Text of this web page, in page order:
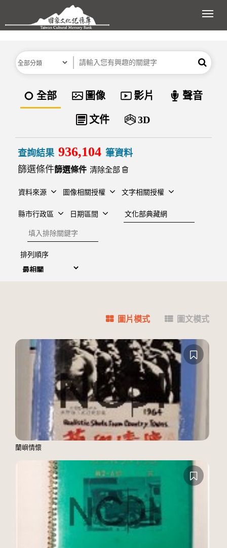
跳到主要內容區塊
展
分類 關鍵字 搜尋
資料類型
全部 圖像 影片 聲音
文件 3D
查詢結果 936,104 筆資料
篩選條件
清除全部
資料來源 圖像相關授權 文字相關授權
縣市行政區 日期區間
建檔單位
排除關鍵字
排列順序
圖片模式 圖文模式
蘭嶼情懷